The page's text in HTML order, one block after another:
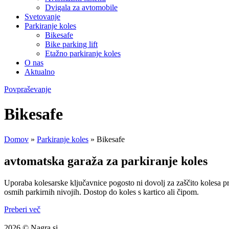
Dvigala za avtomobile
Svetovanje
Parkiranje koles
Bikesafe
Bike parking lift
Etažno parkiranje koles
O nas
Aktualno
Povpraševanje
Bikesafe
Domov » Parkiranje koles » Bikesafe
avtomatska garaža za parkiranje koles
Uporaba kolesarske ključavnice pogosto ni dovolj za zaščito kolesa
osmih parkirnih nivojih. Dostop do koles s kartico ali čipom.
Preberi več